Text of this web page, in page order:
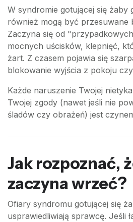
W syndromie gotującej się żaby
również mogą być przesuwane
Zaczyna się od
mocnych uścisków, klepnięć,
żart. Z czasem pojawia się
blokowanie wyjścia z pokoju
Każde naruszenie Twojej
Twojej zgody (nawet jeśli nie
śladów czy obrażeń) jest
Jak rozpoznać,
zaczyna wrzeć?
Ofiary syndromu gotującej się
usprawiedliwiają sprawcę. Jeśli